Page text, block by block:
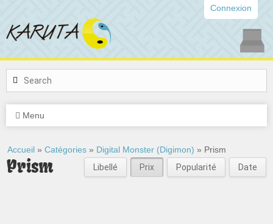
Connexion
Menu
Accueil » Catégories » Digital Monster (Digimon) » Prism
Libellé
Prix Popularité Date
Prism